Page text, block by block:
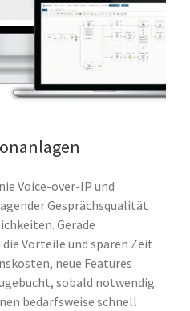
Voice-over-IP und
Gesprächsqualität
Gerade
Vorteile und sparen Zeit
neue Features
sobald notwendig.
bedarfsweise schnell